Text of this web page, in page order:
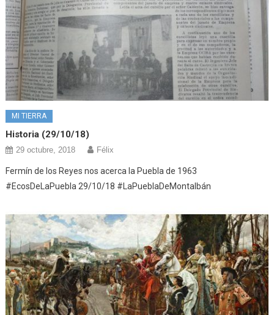
MI TIERRA
Historia (29/10/18)
29 octubre, 2018 Félix
Fermín de los Reyes nos acerca la Puebla de 1963
#EcosDeLaPuebla 29/10/18 #LaPueblaDeMontalbán